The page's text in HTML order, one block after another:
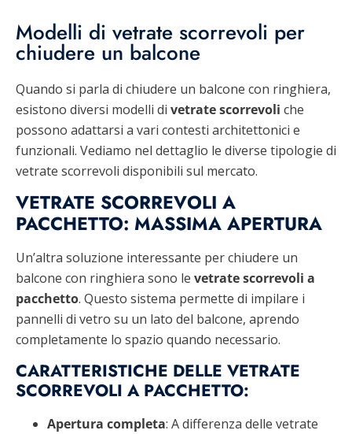
Modelli di vetrate scorrevoli per
chiudere un balcone
Quando si parla di chiudere un balcone con ringhiera,
esistono diversi modelli di vetrate scorrevoli che
possono adattarsi a vari contesti architettonici e
funzionali. Vediamo nel dettaglio le diverse tipologie di
vetrate scorrevoli disponibili sul mercato.
VETRATE SCORREVOLI A
PACCHETTO: MASSIMA APERTURA
Un’altra soluzione interessante per chiudere un
balcone con ringhiera sono le vetrate scorrevoli a
pacchetto. Questo sistema permette di impilare i
pannelli di vetro su un lato del balcone, aprendo
completamente lo spazio quando necessario.
CARATTERISTICHE DELLE VETRATE
SCORREVOLI A PACCHETTO:
Apertura completa: A differenza delle vetrate